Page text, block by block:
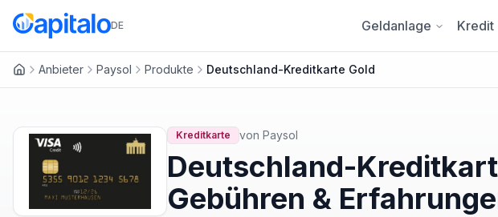
DE Geldanlage Kredit
Anbieter Paysol Produkte Deutschland-Kreditkarte Gold
Kreditkarte von Paysol
Deutschland-
Gebühren &